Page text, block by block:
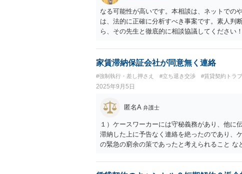
なる可能性が高いです。本相談は、ネットでの
は、法的に正確に分析すべき事案です。素人判
ら、その先生と徹底的に相談協議してくださ
家賃滞納保証会社が同意無く連絡
#強制執行・差し押さえ #立ち退き交渉 #賃貸契約トラ
2025年9月5日
匿名A 弁護士
１）ケースワーカーには守秘義務があり、他に
滞納した上に予告なく連絡を絶ったのであり、
の緊急の窮余の策であったと考えられること